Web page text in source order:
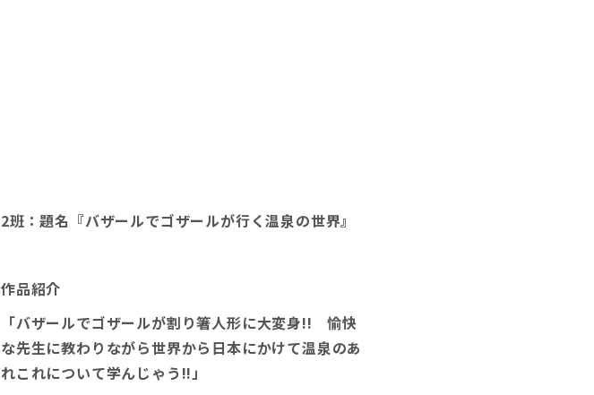
2班：題名『バザールでゴザールが行く温泉の世界』
作品紹介
「バザールでゴザールが割り箸人形に大変身!! 愉快
な先生に教わりながら世界から日本にかけて温泉のあ
れこれについて学んじゃう!!」